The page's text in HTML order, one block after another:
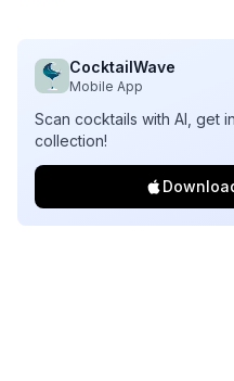
CocktailWave
Mobile App
Scan cocktails with AI, get
collection!